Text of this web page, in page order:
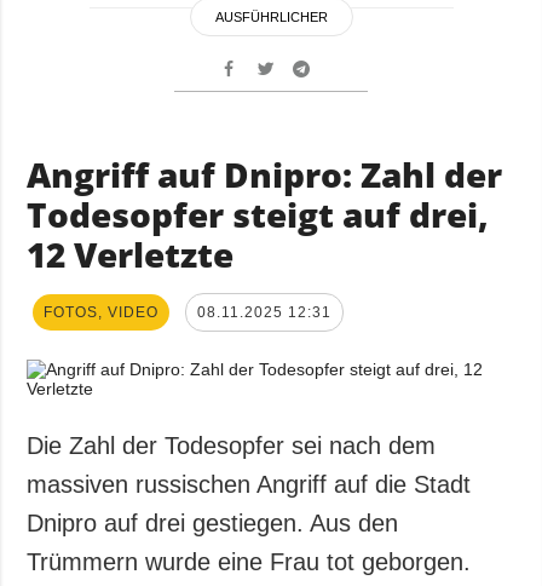
AUSFÜHRLICHER
Angriff auf Dnipro: Zahl der
Todesopfer steigt auf drei,
12 Verletzte
FOTOS, VIDEO 08.11.2025 12:31
Die Zahl der Todesopfer sei nach dem
massiven russischen Angriff auf die Stadt
Dnipro auf drei gestiegen. Aus den
Trümmern wurde eine Frau tot geborgen.